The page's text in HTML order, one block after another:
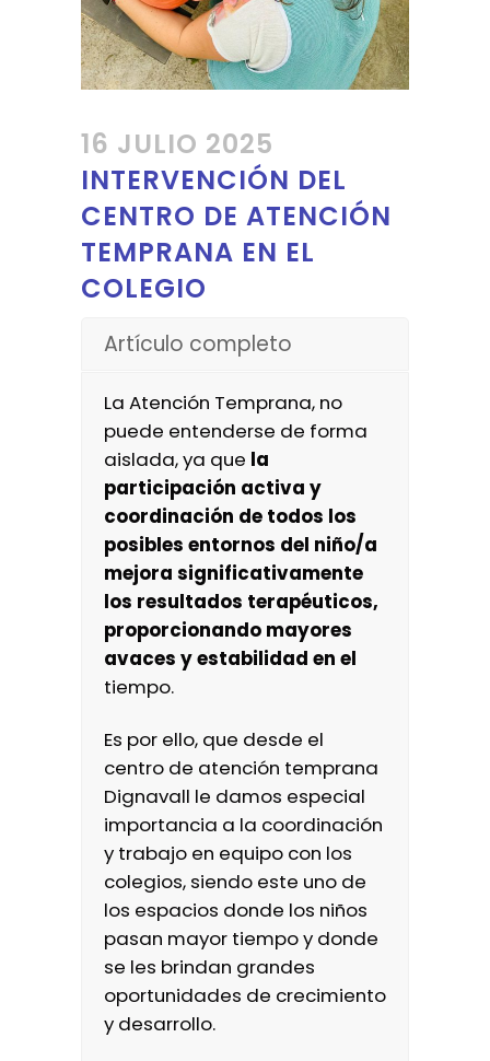
16 JULIO 2025
INTERVENCIÓN DEL
CENTRO DE ATENCIÓN
TEMPRANA EN EL
COLEGIO
Artículo completo
La Atención Temprana, no
puede entenderse de forma
aislada, ya que la
participación activa y
coordinación de todos los
posibles entornos del niño/a
mejora significativamente
los resultados terapéuticos,
proporcionando mayores
avaces y estabilidad en el
tiempo.
Es por ello, que desde el
centro de atención temprana
Dignavall le damos especial
importancia a la coordinación
y trabajo en equipo con los
colegios, siendo este uno de
los espacios donde los niños
pasan mayor tiempo y donde
se les brindan grandes
oportunidades de crecimiento
y desarrollo.